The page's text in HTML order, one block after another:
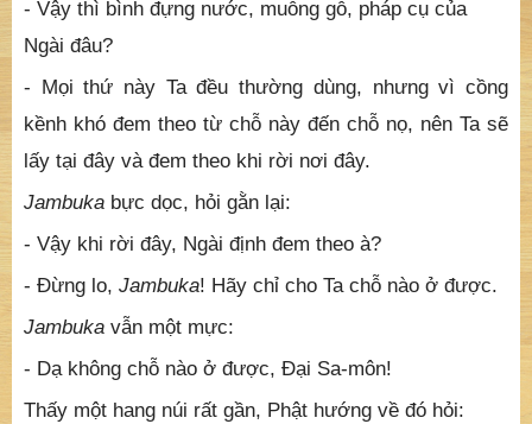
- Vậy thì bình đựng nước, muỗng gỗ, pháp cụ của
Ngài đâu?
- Mọi thứ này Ta đều thường dùng, nhưng vì cồng
kềnh khó đem theo từ chỗ này đến chỗ nọ, nên Ta sẽ
lấy tại đây và đem theo khi rời nơi đây.
Jambuka bực dọc, hỏi gằn lại:
- Vậy khi rời đây, Ngài định đem theo à?
- Ðừng lo, Jambuka! Hãy chỉ cho Ta chỗ nào ở được.
Jambuka vẫn một mực:
- Dạ không chỗ nào ở được, Ðại Sa-môn!
Thấy một hang núi rất gần, Phật hướng về đó hỏi: